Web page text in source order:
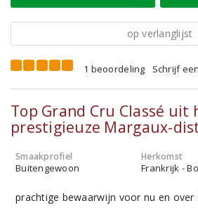
op verlanglijst
1 beoordeling Schrijf
Top Grand Cru Classé uit
prestigieuze Margaux-
Smaakprofiel
Buitengewoon
Herkomst
Frankrijk -
prachtige bewaarwijn voor nu en over